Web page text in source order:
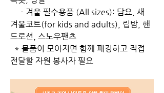
- 겨울 필수용품 (All sizes): 담요, 새
겨울코트(for kids and adults), 립밤, 핸
드로션, 스노우팬츠
전달할 자원 봉사자 필요